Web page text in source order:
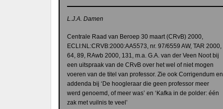
L.J.A. Damen
Centrale Raad van Beroep 30 maart (CRvB) 2000,
ECLI:NL:CRVB:2000:AA5573, nr. 97/6559 AW, TAR 2000,
64, 89, RAwb 2000, 131, m.a. G.A. van der Veen Noot bij
een uitspraak van de CRvB over het wel of niet mogen
voeren van de titel van professor. Zie ook Corrigendum en
addenda bij ‘De hoogleraar die geen professor meer
werd genoemd, of meer was’ en ‘Kafka in de polder: één
zak met vuilnis te veel’